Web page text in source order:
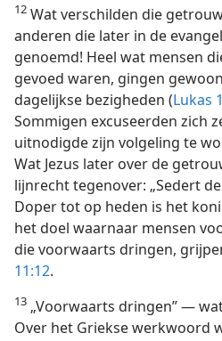
12 Wat verschilden die
anderen die later in de
genoemd! Heel wat mensen
gevoed waren, gingen
dagelijkse bezigheden (Lukas
Sommigen excuseerden zich
uitnodigde zijn volgeling te
Wat Jezus later over de
lijnrecht tegenover: „Sedert
Doper tot op heden is het
het doel waarnaar mensen
die voorwaarts dringen,
11:12.
13 „Voorwaarts dringen” —
Over het Griekse werkwoord